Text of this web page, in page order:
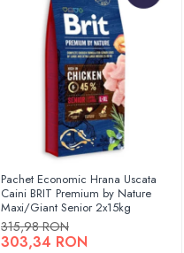
Pachet Economic Hrana Uscata
Caini BRIT Premium by Nature
Maxi/Giant Senior 2x15kg
315,98 RON
303,34 RON